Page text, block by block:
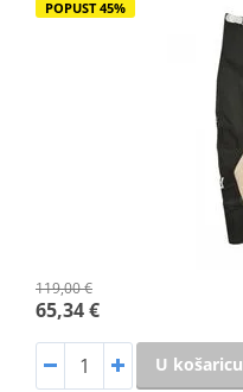
POPUST 45%
119,00 €
65,34 €
U košaricu